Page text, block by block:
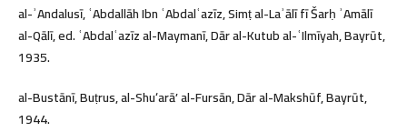
al-ʾAndalusī, ʿAbdallāh Ibn ʿAbdalʿazīz, Simṭ al-Laʾālī fī Šarḥ ʾAmālī
al-Qālī, ed. ʿAbdalʿazīz al-Maymanī, Dār al-Kutub al-ʿIlmīyah, Bayrūt,
1935.
al-Bustānī, Buṭrus, al-Shuʻarāʼ al-Fursān, Dār al-Makshūf, Bayrūt,
1944.